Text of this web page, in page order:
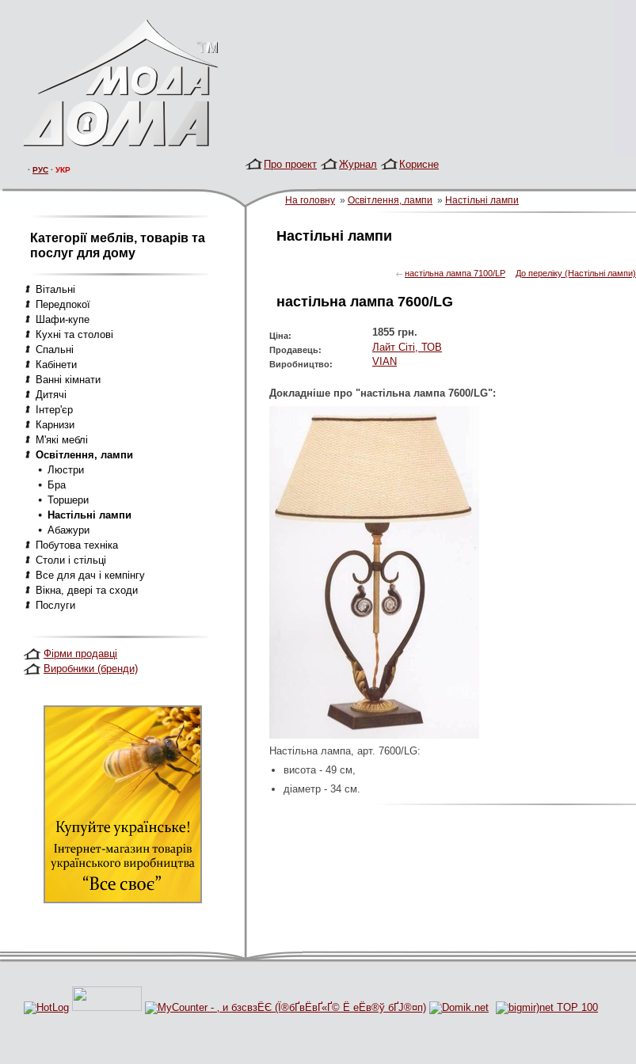
· РУС · УКР Про проект Журнал Корисне
На головну » Освітлення, лампи » Настільні лампи
Категорії меблів, товарів та
послуг для дому
Вітальні
Передпокої
Шафи-купе
Кухні та столові
Спальні
Кабінети
Ванні кімнати
Дитячі
Інтер'єр
Карнизи
М'які меблі
Освітлення, лампи
Люстри
Бра
Торшери
Настільні лампи
Абажури
Побутова техніка
Столи і стільці
Все для дач і кемпінгу
Вікна, двері та сходи
Послуги
Фірми продавці
Виробники (бренди)
Настільні лампи
настільна лампа 7100/LP До переліку (Настільні лампи)
настільна лампа 7600/LG
Ціна: 1855 грн.
Продавець: Лайт Сіті, ТОВ
Виробництво: VIAN
Докладніше про "настільна лампа 7600/LG":
Настільна лампа, арт. 7600/LG:
висота - 49 cм,
діаметр - 34 cм.